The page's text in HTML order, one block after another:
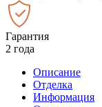
Гарантия
2 года
Описание
Отделка
Информация